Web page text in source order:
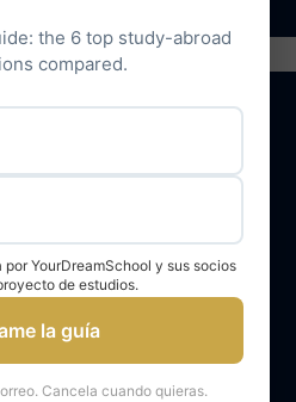
servicios
un socio para su éxito
apoyo
the 6 top study-abroad
compared.
YourDreamSchool y sus socios
de estudios.
la guía
Cancela cuando quieras.